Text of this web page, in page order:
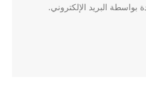
بواسطة البريد الإلكتروني.